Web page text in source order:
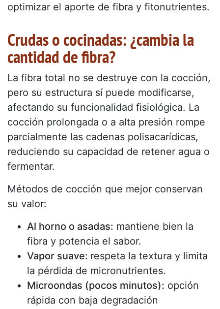
optimizar el aporte de fibra y fitonutrientes.
Crudas o cocinadas: ¿cambia la
cantidad de fibra?
La fibra total no se destruye con la cocción,
pero su estructura sí puede modificarse,
afectando su funcionalidad fisiológica. La
cocción prolongada o a alta presión rompe
parcialmente las cadenas polisacarídicas,
reduciendo su capacidad de retener agua o
fermentar.
Métodos de cocción que mejor conservan
su valor:
Al horno o asadas: mantiene bien la
fibra y potencia el sabor.
Vapor suave: respeta la textura y limita
la pérdida de micronutrientes.
Microondas (pocos minutos): opción
rápida con baja degradación